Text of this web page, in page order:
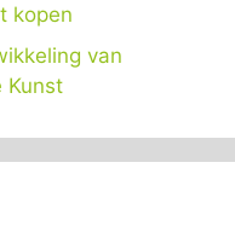
kopen
van
Kunst